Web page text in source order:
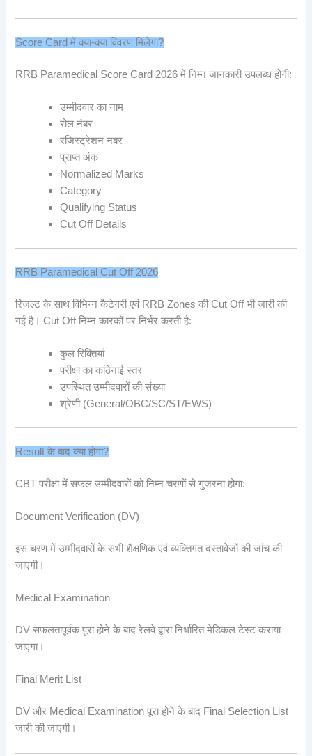
Score Card में क्या-क्या विवरण मिलेगा?
RRB Paramedical Score Card 2026 में निम्न जानकारी उपलब्ध होगी:
उम्मीदवार का नाम
रोल नंबर
रजिस्ट्रेशन नंबर
प्राप्त अंक
Normalized Marks
Category
Qualifying Status
Cut Off Details
RRB Paramedical Cut Off 2026
रिजल्ट के साथ विभिन्न कैटेगरी एवं RRB Zones की Cut Off भी जारी की
गई है। Cut Off निम्न कारकों पर निर्भर करती है:
कुल रिक्तियां
परीक्षा का कठिनाई स्तर
उपस्थित उम्मीदवारों की संख्या
श्रेणी (General/OBC/SC/ST/EWS)
Result के बाद क्या होगा?
CBT परीक्षा में सफल उम्मीदवारों को निम्न चरणों से गुजरना होगा:
Document Verification (DV)
इस चरण में उम्मीदवारों के सभी शैक्षणिक एवं व्यक्तिगत दस्तावेजों की जांच की
जाएगी।
Medical Examination
DV सफलतापूर्वक पूरा होने के बाद रेलवे द्वारा निर्धारित मेडिकल टेस्ट कराया
जाएगा।
Final Merit List
DV और Medical Examination पूरा होने के बाद Final Selection List
जारी की जाएगी।